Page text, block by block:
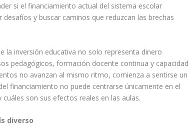
si el financiamiento actual del sistema escolar
y buscar caminos que reduzcan las brechas
la inversión educativa no solo representa dinero
pedagógicos, formación docente continua y capacidad
no avanzan al mismo ritmo, comienza a sentirse un
financiamiento no puede centrarse únicamente en el
son sus efectos reales en las aulas.
diverso